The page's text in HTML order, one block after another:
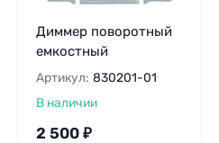
Диммер поворотный
емкостный
Артикул: 830201-01
В наличии
2 500 ₽